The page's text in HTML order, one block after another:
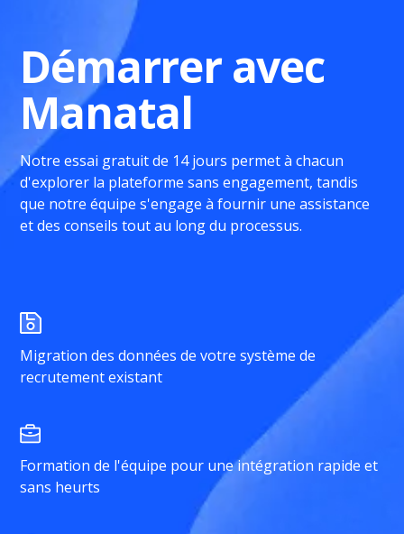
Démarrer avec
Manatal
Notre essai gratuit de 14 jours permet à chacun
d'explorer la plateforme sans engagement, tandis
que notre équipe s'engage à fournir une assistance
et des conseils tout au long du processus.
Migration des données de votre système de
recrutement existant
Formation de l'équipe pour une intégration rapide et
sans heurts